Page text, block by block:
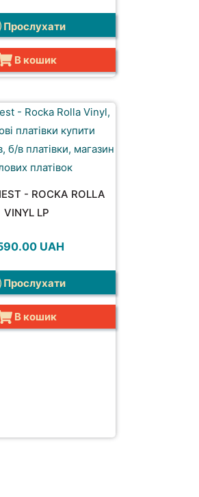
390.00 UAH.
290.00 UAH.
Прослухати
В кошик
- ROCKA ROLLA
VINYL LP
UAH
Прослухати
В кошик